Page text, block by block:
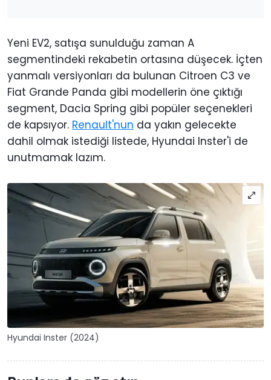
Yeni EV2, satışa sunulduğu zaman A
segmentindeki rekabetin ortasına düşecek. İçten
yanmalı versiyonları da bulunan Citroen C3 ve
Fiat Grande Panda gibi modellerin öne çıktığı
segment, Dacia Spring gibi popüler seçenekleri
de kapsıyor. Renault'nun da yakın gelecekte
dahil olmak istediği listede, Hyundai Inster'i de
unutmamak lazım.
Hyundai Inster (2024)